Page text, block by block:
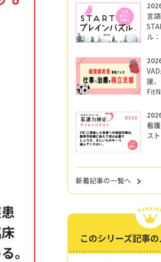
言
ル
援
看
ス
新着記事の一覧へ
このシリーズ記事